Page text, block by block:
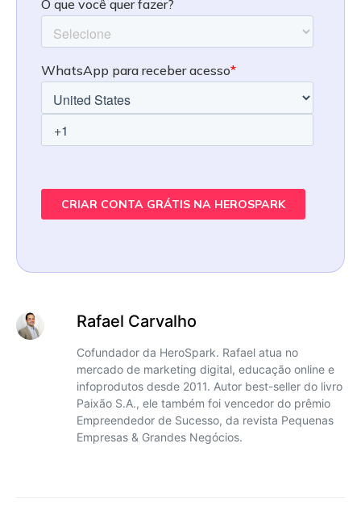
Rafael Carvalho
Cofundador da HeroSpark. Rafael atua no
mercado de marketing digital, educação online e
infoprodutos desde 2011. Autor best-seller do livro
Paixão S.A., ele também foi vencedor do prêmio
Empreendedor de Sucesso, da revista Pequenas
Empresas & Grandes Negócios.